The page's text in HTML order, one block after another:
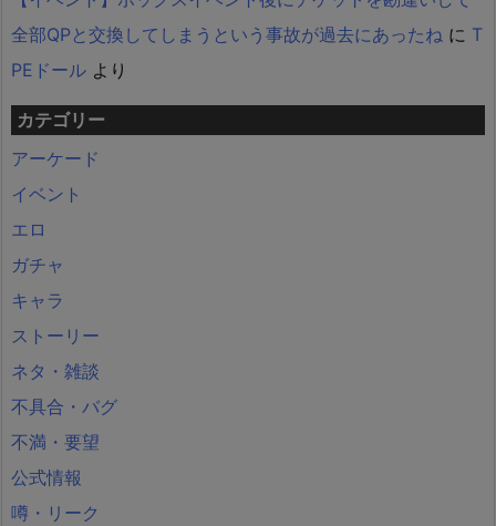
全部QPと交換してしまうという事故が過去にあったね に T
PEドール より
カテゴリー
アーケード
イベント
エロ
ガチャ
キャラ
ストーリー
ネタ・雑談
不具合・バグ
不満・要望
公式情報
噂・リーク